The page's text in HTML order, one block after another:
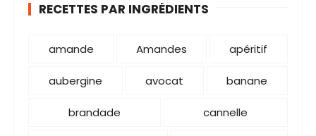
RECETTES PAR INGRÉDIENTS
amande Amandes apéritif
aubergine avocat banane
brandade cannelle